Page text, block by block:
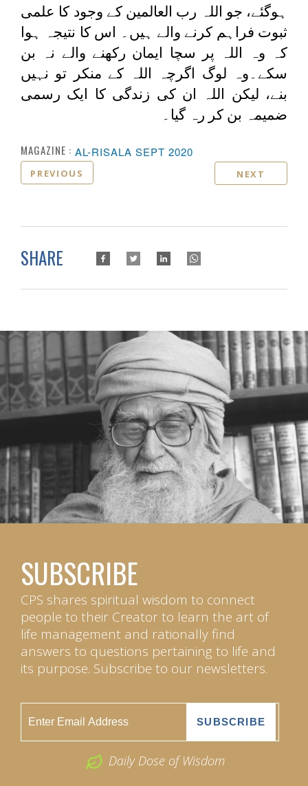
ہوگئے، جو اللہ رب العالمین کے وجود کا علمی
ثبوت فراہم کرنے والے ہیں۔ اس کا نتیجہ ہوا
کہ وہ اللہ پر سچا ایمان رکھنے والے نہ بن
سکے۔وہ لوگ اگرچہ اللہ کے منکر تو نہیں
بنے، لیکن اللہ ان کی زندگی کا ایک رسمی
ضمیمہ بن کر رہ گیا۔
MAGAZINE : AL-RISALA SEPT 2020
PREVIOUS NEXT
SHARE
SUBSCRIBE
CPS shares spiritual wisdom to connect
people to their Creator to learn the art of
life management and rationally find
answers to questions pertaining to life and
its purpose. Subscribe to our newsletters.
Daily Dose of Wisdom